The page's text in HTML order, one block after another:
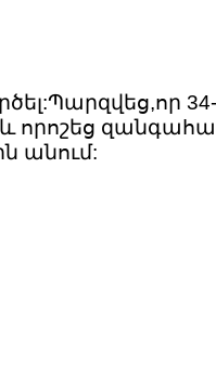
և որոշեց
անում: